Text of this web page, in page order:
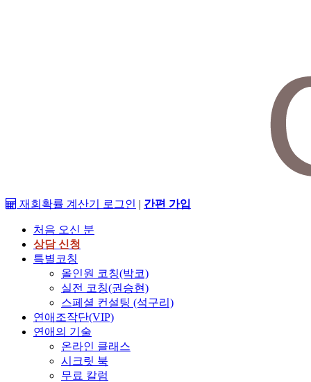
재회확률 계산기 로그인 | 간편 가입
처음 오신 분
상담 신청
특별코칭
올인원 코칭(박코)
실전 코칭(권승현)
스페셜 컨설팅 (석구리)
연애조작단(VIP)
연애의 기술
온라인 클래스
시크릿 북
무료 칼럼